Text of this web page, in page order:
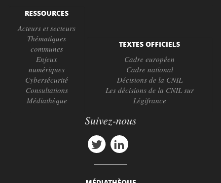
RESSOURCES
Acteurs et secteurs
Thématiques
communes
Enjeux
numériques
Cybersécurité
Consultations
Médiathèque
TEXTES OFFICIELS
Cadre européen
Cadre national
Décisions de la CNIL
Les décisions de la CNIL sur
Légifrance
Suivez-nous